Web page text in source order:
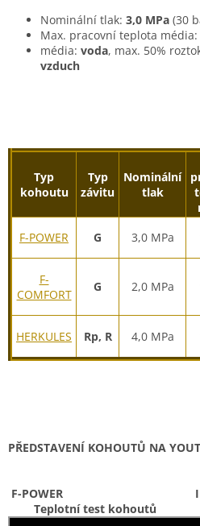
Nominální tlak: 3,0 MPa (30
Max. pracovní teplota média:
média: voda, max. 50%
vzduch
Typ
kohoutu
Typ
závitu
Nominální
tlak
F-POWER
G 3,0 MPa
F-
COMFORT
G 2,0 MPa
HERKULES Rp, R 4,0 MPa
PŘEDSTAVENÍ KOHOUTŮ NA
F-POWER
Teplotní test kohoutů